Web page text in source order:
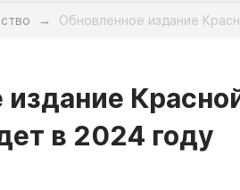
→ Обновленное издание
в 2024 году